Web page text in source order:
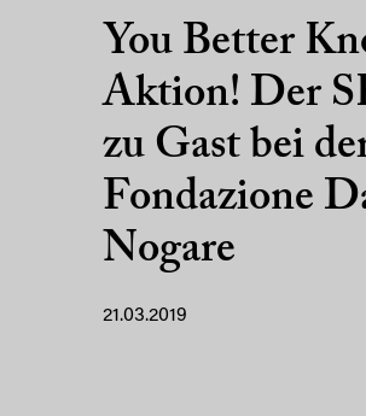
You Better
Aktion! Der
zu Gast bei
Fondazione
Nogare
21.03.2019